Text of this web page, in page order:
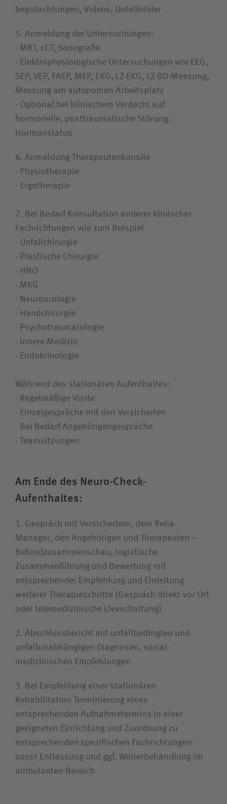
begutachtungen, Videos, Unfallbilder
5. Anmeldung der Untersuchungen:
- MRT, cCT, Sonografie
- Elektro­physiologische Untersuchungen wie EEG,
SEP, VEP, FAEP, MEP, EKG, LZ-EKG, LZ-BD-Messung,
Messung am autonomen Arbeitsplatz
- Optional bei klinischem Verdacht auf
hormonelle, post­traumatische Störung:
Hormonstatus
6. Anmeldung Therapeutenkonsile
- Physiotherapie
- Ergotherapie
7. Bei Bedarf Konsultation anderer klinischer
Fach­richtungen wie zum Beispiel
- Unfallchirurgie
- Plastische Chirurgie
- HNO
- MKG
- Neurourologie
- Handchirurgie
- Psychotraumatologie
- Innere Medizin
- Endokrinologie
Während des stationären Aufenthaltes:
- Regelmäßige Visite
- Einzelgespräche mit den Versicherten
- Bei Bedarf Angehörigen­gespräche
- Teamsitzungen
Am Ende des Neuro-Check-
Aufenthaltes:
1. Gespräch mit Versichertem, dem Reha-
Manager, den Angehörigen und Therapeuten –
Befund­zusammenschau, logistische
Zusammenführung und Bewertung mit
entsprechender Empfehlung und Einleitung
weiterer Therapie­schritte (Gespräch direkt vor Ort
oder telemedizinische Liveschaltung)
2. Abschluss­bericht mit unfallbedingten und
unfall­unabhängigen Diagnosen, sozial­
medizinischen Empfehlungen
3. Bei Empfehlung einer stationären
Rehabilitation Terminierung eines
entsprechenden Aufnahmetermins in einer
geeigneten Einrichtung und Zuordnung zu
entsprechenden spezifischen Fachrichtungen -
sonst Entlassung und ggf. Weiterbehandlung im
ambulanten Bereich
Die Akutkliniken unserer
Unternehmensgruppe sind spezialisiert auf